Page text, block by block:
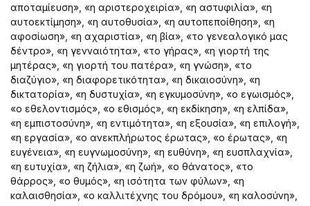
αποταμίευση», «η αριστεροχειρία», «η αστυφιλία», «η
αυτοεκτίμηση», «η αυτοθυσία», «η αυτοπεποίθηση», «η
αφοσίωση», «η αχαριστία», «η βία», «το γενεαλογικό μας
δέντρο», «η γενναιότητα», «το γήρας», «η γιορτή της
μητέρας», «η γιορτή του πατέρα», «η γνώση», «το
διαζύγιο», «η διαφορετικότητα», «η δικαιοσύνη», «η
δικτατορία», «η δυστυχία», «η εγκυμοσύνη», «ο εγωισμός»,
«ο εθελοντισμός», «ο εθισμός», «η εκδίκηση», «η ελπίδα»,
«η εμπιστοσύνη», «η εντιμότητα», «η εξουσία», «η επιλογή»,
«η εργασία», «ο ανεκπλήρωτος έρωτας», «ο έρωτας», «η
ευγένεια», «η ευγνωμοσύνη», «η ευθύνη», «η ευσπλαχνία»,
«η ευτυχία», «η ζήλια», «η ζωή», «ο θάνατος», «το
θάρρος», «ο θυμός», «η ισότητα των φύλων», «η
καλαισθησία», «ο καλλιτέχνης του δρόμου», «η καλοσύνη»,